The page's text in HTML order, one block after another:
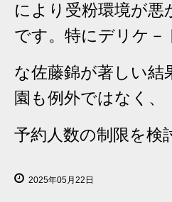
により受粉環境が悪
です。特にデリケ－
な佐藤錦が著しい結
園も例外ではなく、
予約人数の制限を検
2025年05月22日